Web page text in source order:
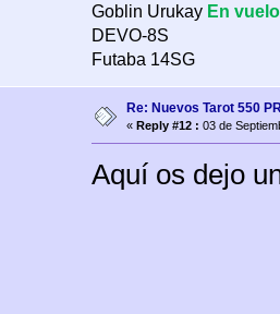
Goblin Urukay En vuelo
DEVO-8S
Futaba 14SG
Re: Nuevos Tarot 550
« Reply #12 : 03 de
Aquí os dejo